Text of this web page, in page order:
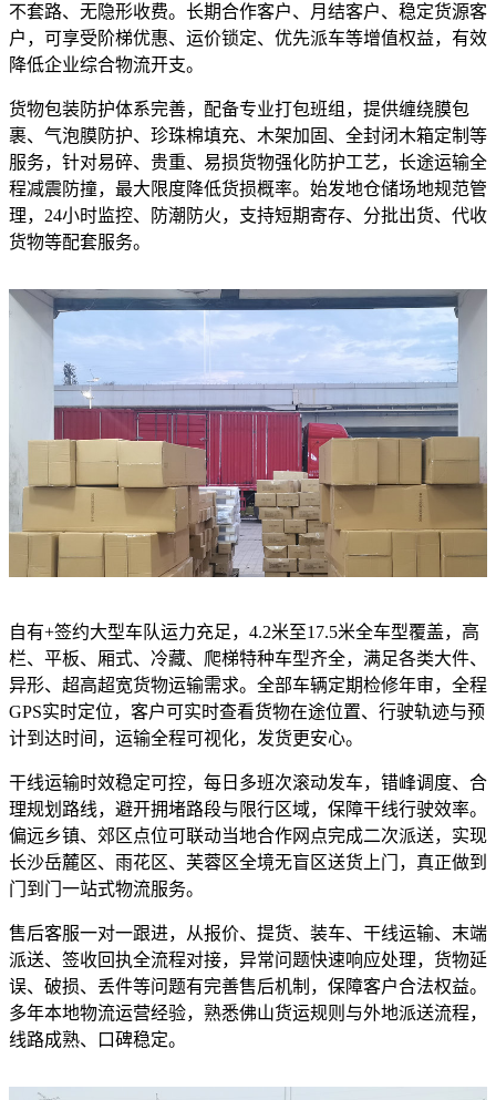
不套路、无隐形收费。长期合作客户、月结客户、稳定货源客
户，可享受阶梯优惠、运价锁定、优先派车等增值权益，有效
降低企业综合物流开支。
货物包装防护体系完善，配备专业打包班组，提供缠绕膜包
裹、气泡膜防护、珍珠棉填充、木架加固、全封闭木箱定制等
服务，针对易碎、贵重、易损货物强化防护工艺，长途运输全
程减震防撞，最大限度降低货损概率。始发地仓储场地规范管
理，24小时监控、防潮防火，支持短期寄存、分批出货、代收
货物等配套服务。
自有+签约大型车队运力充足，4.2米至17.5米全车型覆盖，高
栏、平板、厢式、冷藏、爬梯特种车型齐全，满足各类大件、
异形、超高超宽货物运输需求。全部车辆定期检修年审，全程
GPS实时定位，客户可实时查看货物在途位置、行驶轨迹与预
计到达时间，运输全程可视化，发货更安心。
干线运输时效稳定可控，每日多班次滚动发车，错峰调度、合
理规划路线，避开拥堵路段与限行区域，保障干线行驶效率。
偏远乡镇、郊区点位可联动当地合作网点完成二次派送，实现
长沙岳麓区、雨花区、芙蓉区全境无盲区送货上门，真正做到
门到门一站式物流服务。
售后客服一对一跟进，从报价、提货、装车、干线运输、末端
派送、签收回执全流程对接，异常问题快速响应处理，货物延
误、破损、丢件等问题有完善售后机制，保障客户合法权益。
多年本地物流运营经验，熟悉佛山货运规则与外地派送流程，
线路成熟、口碑稳定。